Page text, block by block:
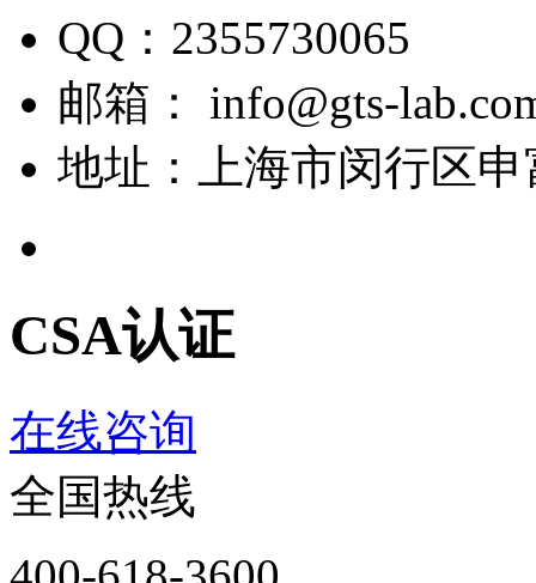
QQ： 2355730065
邮箱：
info@gts-
地址：
上海市闵行区
CSA认证
在线咨询
全国热线